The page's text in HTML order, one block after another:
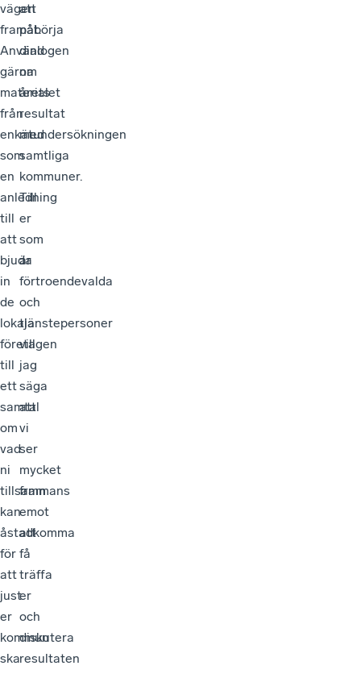
vägen
framåt.
Använd
gärna
materialet
från
enkätundersökningen
som
en
anledning
till
att
bjuda
in
de
lokala
företagen
till
ett
samtal
om
vad
ni
tillsammans
kan
åstadkomma
för
att
just
er
kommun
ska
att
påbörja
dialogen
om
årets
resultat
med
samtliga
kommuner.
Till
er
som
är
förtroendevalda
och
tjänstepersoner
vill
jag
säga
att
vi
ser
mycket
fram
emot
att
få
träffa
er
och
diskutera
resultaten